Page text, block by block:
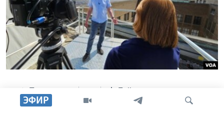
ЭФИР
Поделиться Follow us